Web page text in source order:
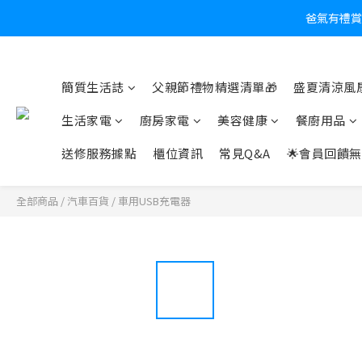
爸氣有禮
簡質生活誌 父親節禮物精選清單🎁
盛夏清涼
生活家電
廚房家電 美容健康
餐廚用品
送修服務據點
櫃位資訊 常見Q&A 🌟會員回饋
全部商品 / 汽車百貨 /車用USB充電器